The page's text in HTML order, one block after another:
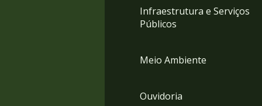
Infraestrutura e Serviços
Públicos
Meio Ambiente
Ouvidoria